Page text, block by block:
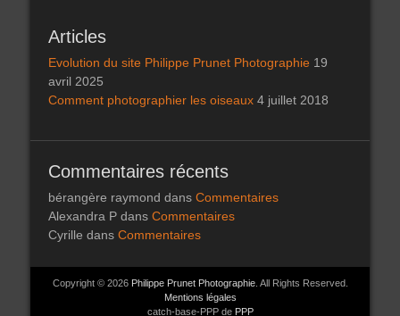
Articles
Evolution du site Philippe Prunet Photographie 19
avril 2025
Comment photographier les oiseaux 4 juillet 2018
Commentaires récents
bérangère raymond dans Commentaires
Alexandra P dans Commentaires
Cyrille dans Commentaires
Copyright © 2026 Philippe Prunet Photographie. All Rights Reserved.
Mentions légales
catch-base-PPP de PPP